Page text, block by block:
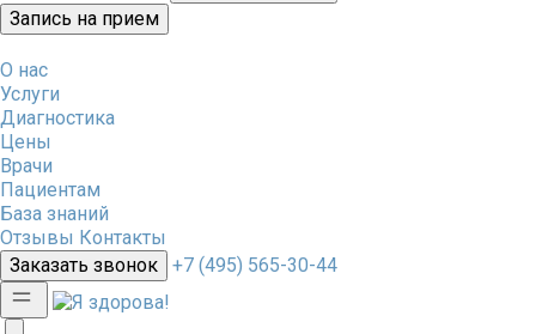
Запись на прием
О нас
Услуги
Диагностика
Цены
Врачи
Пациентам
База знаний
Отзывы Контакты
Заказать звонок
+7 (495) 565-30-44